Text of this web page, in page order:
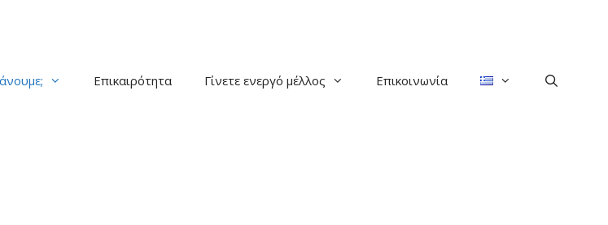
Επικαιρότητα Γίνετε ενεργό μέλλος Επικοινωνία